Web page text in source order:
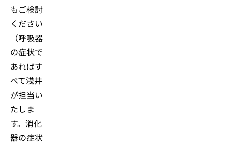
もご検討
ください
（呼吸器
の症状で
あればす
べて浅井
が担当い
たしま
す。消化
器の症状